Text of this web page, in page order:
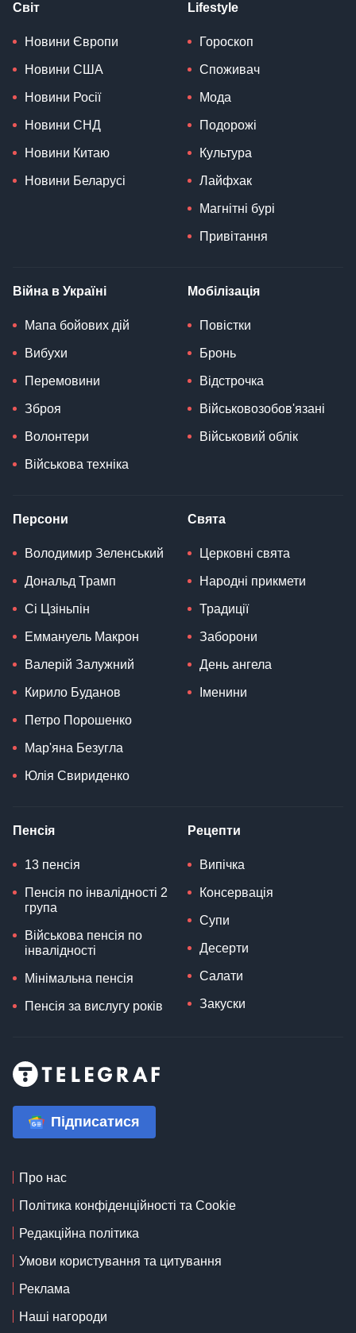
Світ
Новини Європи
Новини США
Новини Росії
Новини СНД
Новини Китаю
Новини Беларусі
Lifestyle
Гороскоп
Споживач
Мода
Подорожі
Культура
Лайфхак
Магнітні бурі
Привітання
Війна в Україні
Мапа бойових дій
Вибухи
Перемовини
Зброя
Волонтери
Військова техніка
Мобілізація
Повістки
Бронь
Відстрочка
Військовозобов'язані
Військовий облік
Персони
Володимир Зеленський
Дональд Трамп
Сі Цзіньпін
Еммануель Макрон
Валерій Залужний
Кирило Буданов
Петро Порошенко
Мар'яна Безугла
Юлія Свириденко
Свята
Церковні свята
Народні прикмети
Традиції
Заборони
День ангела
Іменини
Пенсія
13 пенсія
Пенсія по інвалідності 2
група
Військова пенсія по
інвалідності
Мінімальна пенсія
Пенсія за вислугу років
Рецепти
Випічка
Консервація
Супи
Десерти
Салати
Закуски
Підписатися
Про нас
Політика конфіденційності та Cookie
Редакційна політика
Умови користування та цитування
Реклама
Наші нагороди